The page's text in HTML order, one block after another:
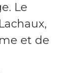
Le
et de